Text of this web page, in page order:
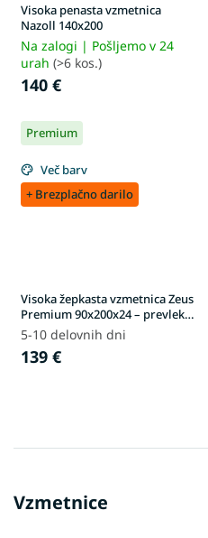
Visoka penasta vzmetnica
Nazoll 140x200
Na zalogi | Pošljemo v 24
urah (>6 kos.)
140 €
Premium
Več barv
+ Brezplačno darilo
Visoka žepkasta vzmetnica Zeus
Premium 90x200x24 – prevleka
Aloe Vera
5-10 delovnih dni
139 €
Vzmetnice